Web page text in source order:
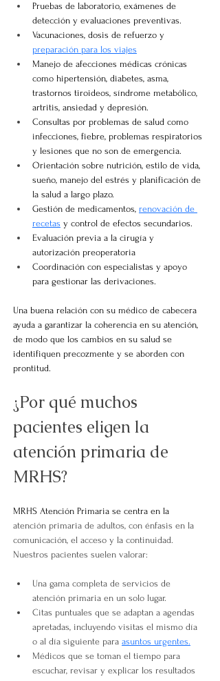
Pruebas de laboratorio, exámenes de
detección y evaluaciones preventivas.
Vacunaciones, dosis de refuerzo y
preparación para los viajes
Manejo de afecciones médicas crónicas
como hipertensión, diabetes, asma,
trastornos tiroideos, síndrome metabólico,
artritis, ansiedad y depresión.
Consultas por problemas de salud como
infecciones, fiebre, problemas respiratorios
y lesiones que no son de emergencia.
Orientación sobre nutrición, estilo de vida,
sueño, manejo del estrés y planificación de
la salud a largo plazo.
Gestión de medicamentos, renovación de
recetas y control de efectos secundarios.
Evaluación previa a la cirugía y
autorización preoperatoria
Coordinación con especialistas y apoyo
para gestionar las derivaciones.
Una buena relación con su médico de cabecera
ayuda a garantizar la coherencia en su atención,
de modo que los cambios en su salud se
identifiquen precozmente y se aborden con
prontitud.
¿Por qué muchos
pacientes eligen la
atención primaria de
MRHS?
MRHS Atención Primaria se centra en la
atención primaria de adultos, con énfasis en la
comunicación, el acceso y la continuidad.
Nuestros pacientes suelen valorar:
Una gama completa de servicios de
atención primaria en un solo lugar.
Citas puntuales que se adaptan a agendas
apretadas, incluyendo visitas el mismo día
o al día siguiente para asuntos urgentes.
Médicos que se toman el tiempo para
escuchar, revisar y explicar los resultados